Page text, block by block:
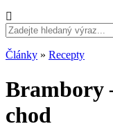
Články » Recepty
Brambory
chod